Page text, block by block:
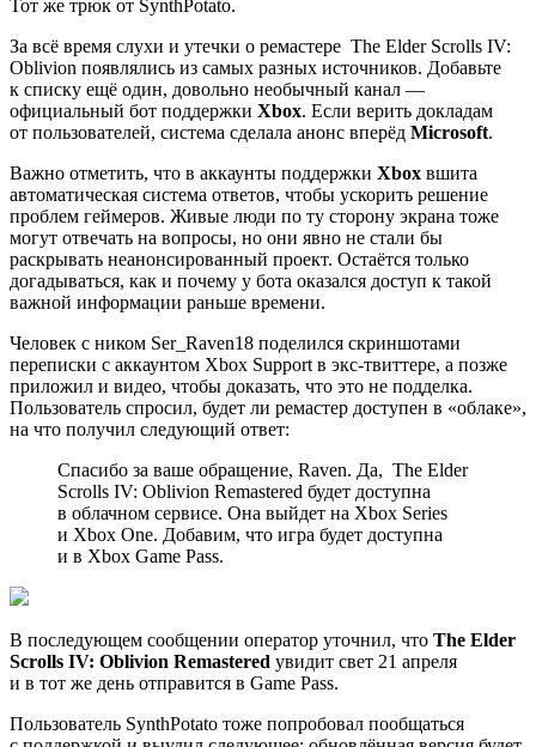
Тот же трюк от SynthPotato.
За всё время слухи и утечки о ремастере The Elder Scrolls IV:
Oblivion появлялись из самых разных источников. Добавьте
к списку ещё один, довольно необычный канал —
официальный бот поддержки Xbox. Если верить докладам
от пользователей, система сделала анонс вперёд Microsoft.
Важно отметить, что в аккаунты поддержки Xbox вшита
автоматическая система ответов, чтобы ускорить решение
проблем геймеров. Живые люди по ту сторону экрана тоже
могут отвечать на вопросы, но они явно не стали бы
раскрывать неанонсированный проект. Остаётся только
догадываться, как и почему у бота оказался доступ к такой
важной информации раньше времени.
Человек с ником Ser_Raven18 поделился скриншотами
переписки с аккаунтом Xbox Support в экс-твиттере, а позже
приложил и видео, чтобы доказать, что это не подделка.
Пользователь спросил, будет ли ремастер доступен в «облаке»,
на что получил следующий ответ:
Спасибо за ваше обращение, Raven. Да, The Elder
Scrolls IV: Oblivion Remastered будет доступна
в облачном сервисе. Она выйдет на Xbox Series
и Xbox One. Добавим, что игра будет доступна
и в Xbox Game Pass.
В последующем сообщении оператор уточнил, что The Elder
Scrolls IV: Oblivion Remastered увидит свет 21 апреля
и в тот же день отправится в Game Pass.
Пользователь SynthPotato тоже попробовал пообщаться